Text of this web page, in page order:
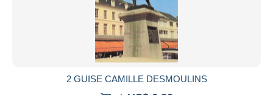
2 GUISE CAMILLE DESMOULINS